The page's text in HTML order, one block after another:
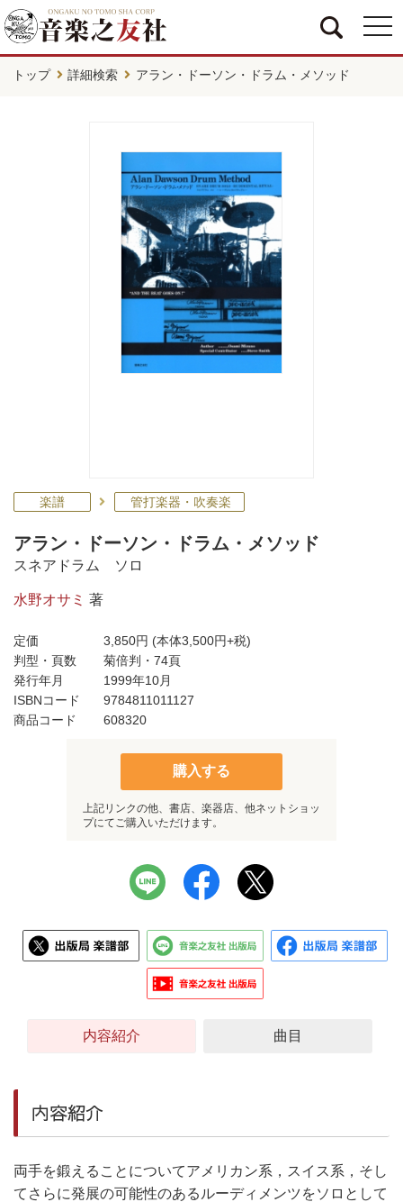
トップ 詳細検索 アラン・ドーソン・ドラム・メソッド
楽譜 管打楽器・吹奏楽
アラン・ドーソン・ドラム・メソッド
スネアドラム ソロ
水野オサミ 著
定価 3,850円 (本体3,500円+税)
判型・頁数
菊倍判・74頁
発行年月
1999年10月
ISBNコード
9784811011127
商品コード
608320
購入する
上記リンクの他、書店、楽器店、他ネットショッ
プにてご購入いただけます。
内容紹介 曲目
内容紹介
両手を鍛えることについてアメリカン系，スイス系，そし
てさらに発展の可能性のあるルーディメンツをソロとして